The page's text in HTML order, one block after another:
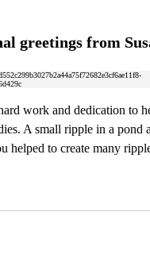
greetings from
work and dedication to
A small ripple in a pond
helped to create many